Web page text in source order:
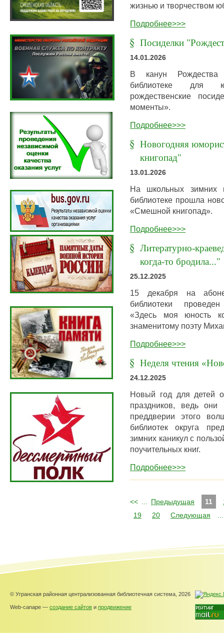
жизнью и творчеством
Подробнее>>>
Посиделки
14.01.2026
В канун Рождества
библиотеке для
рождественские
моменты».
Подробнее>>>
Новогодняя
книгопад"
13.01.2026
На школьных зимних
библиотеке прошла
«Смешной книгопад».
Подробнее>>>
Литературно-
когда-то бродила..."
25.12.2025
15 декабря на
библиотеки
«Здесь моя юность
знаменитому поэту
Подробнее>>>
Неделя чтения
24.12.2025
Новый год для детей
праздников, ведь они
преддверии этого
библиотек округа
зимних каникул с
поучительных книг.
Подробнее>>>
<< Предыдущая 11
19
20 Следующая
© Угранская районная централизованная библиотечная система, 2026
Web-canape — создание сайтов и продвижение